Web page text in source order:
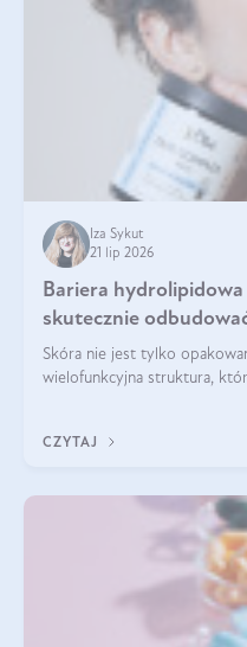
Iza Sykut
21 lip 2026
Bariera
skutecznie
Skóra nie jest tylko
wielofunkcyjna struktura,
bariera hydrolipidowa.
CZYTAJ